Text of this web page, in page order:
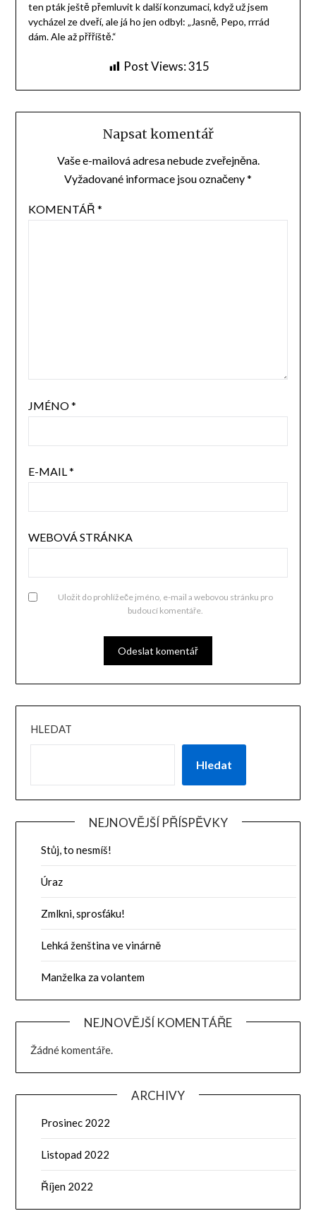
ten pták ještě přemluvit k další konzumaci, když už jsem
vycházel ze dveří, ale já ho jen odbyl: „Jasně, Pepo, rrrád
dám. Ale až přřříště.“
Post Views:315
Napsat komentář
Vaše e-mailová adresa nebude zveřejněna.
Vyžadované informace jsou označeny*
KOMENTÁŘ *
JMÉNO*
E-MAIL*
WEBOVÁ STRÁNKA
Uložit do prohlížeče jméno, e-mail a webovou stránku pro
budoucí komentáře.
HLEDAT
Hledat
NEJNOVĚJŠÍ PŘÍSPĚVKY
Stůj, to nesmíš!
Úraz
Zmlkni, sprosťáku!
Lehká ženština ve vinárně
Manželka za volantem
NEJNOVĚJŠÍ KOMENTÁŘE
Žádné komentáře.
ARCHIVY
Prosinec 2022
Listopad 2022
Říjen 2022